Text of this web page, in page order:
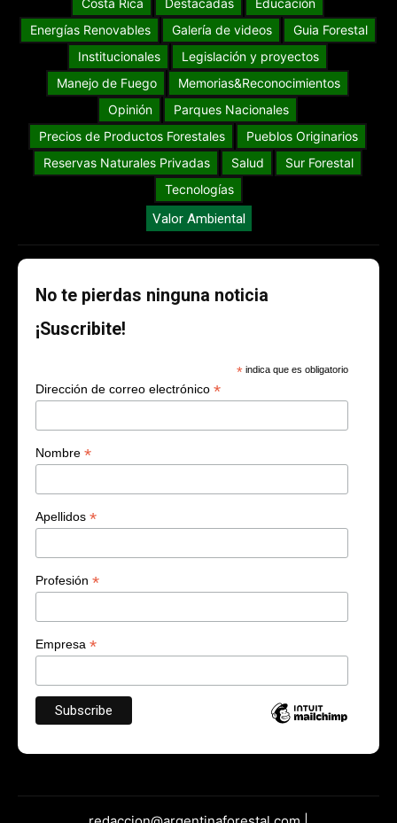
Energías Renovables
Galería de videos
Guia Forestal
Institucionales
Legislación y proyectos
Manejo de Fuego
Memorias&Reconocimientos
Opinión
Parques Nacionales
Precios de Productos Forestales
Pueblos Originarios
Reservas Naturales Privadas
Salud
Sur Forestal
Tecnologías
Valor Ambiental
No te pierdas ninguna noticia
¡Suscribite!
* indica que es obligatorio
Dirección de correo electrónico *
Nombre *
Apellidos *
Profesión *
Empresa *